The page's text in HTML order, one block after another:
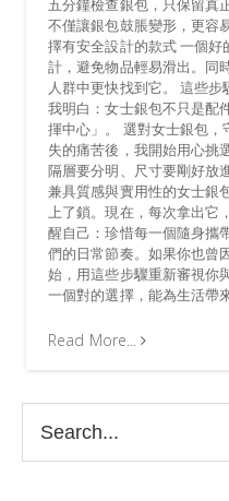
五分鐘檢查銀包，只保留真
不僅讓銀包鼓脹變形，更容
擇有安全設計的款式 一個
計，避免物品輕易滑出。同
人群中更快找到它。 這些
我明白：女士銀包不只是配
揮中心」。 選對女士銀包
失的痛苦後，我開始用心挑
隔層要分明、尺寸要剛好放
兼具質感與實用性的女士銀
上了鎖。現在，每次拿出它
醒自己：珍惜每一個隨身攜
們的日常節奏。如果你也曾
始，用這些步驟重新審視
一個對的選擇，能為生活帶
Read More...